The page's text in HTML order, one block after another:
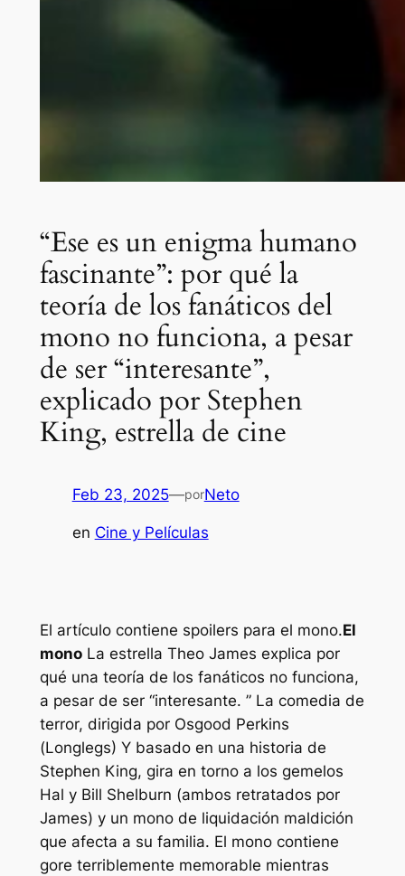
“Ese es un enigma humano
fascinante”: por qué la
teoría de los fanáticos del
mono no funciona, a pesar
de ser “interesante”,
explicado por Stephen
King, estrella de cine
Feb 23, 2025—porNeto
en Cine y Películas
El artículo contiene spoilers para el mono.El
monoLa estrella Theo James explica por
qué una teoría de los fanáticos no funciona,
a pesar de ser “interesante. ” La comedia de
terror, dirigida por Osgood Perkins
(Longlegs) Y basado en una historia de
Stephen King, gira en torno a los gemelos
Hal y Bill Shelburn (ambos retratados por
James) y un mono de liquidación maldición
que afecta a su familia. El monocontiene
gore terriblemente memorable mientras